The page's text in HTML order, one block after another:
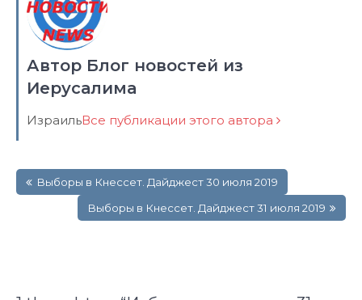
Автор Блог новостей из
Иерусалима
ИзраильВсе публикации этого автора
по
записям
Выборы в Кнессет. Дайджест 30 июля 2019
Выборы в Кнессет. Дайджест 31 июля 2019